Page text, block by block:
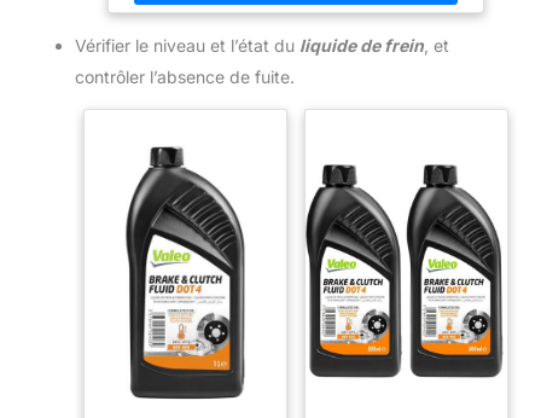
Kasten, VIVARO A Pritsche/Fahrgestell, VIVARO B Bus,
RENAULT TRAFIC II Bus, TRAFIC II Kasten, TRAFIC II
TRAFIC III Pritsche/Fahrgestell
Vérifier le niveau et l’état du liquide de frein , et
contrôler l’absence de fuite.